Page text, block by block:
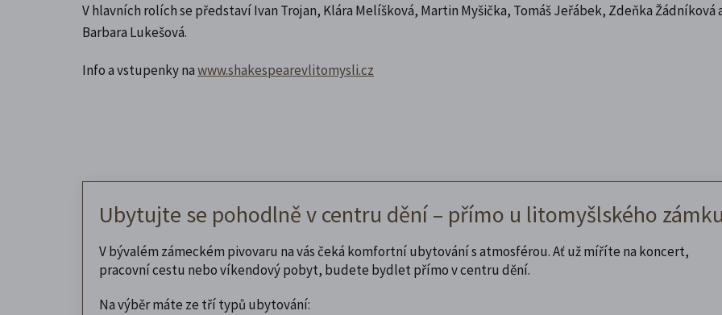
V hlavních rolích se představí Ivan Trojan, Klára Melíšková, Martin Myšička, Tomáš Jeřábek, Zdeňka Žádníková
Barbara Lukešová.
Info a vstupenky nawww.shakespearevlitomysli.cz
Ubytujte se pohodlně v centru dění – přímo u litomyšlského
V bývalém zámeckém pivovaru na vás čeká komfortní ubytování s atmosférou. Ať už míříte na koncert,
pracovní cestu nebo víkendový pobyt, budete bydlet přímo v centru dění.
Na výběr máte ze tří typů ubytování: